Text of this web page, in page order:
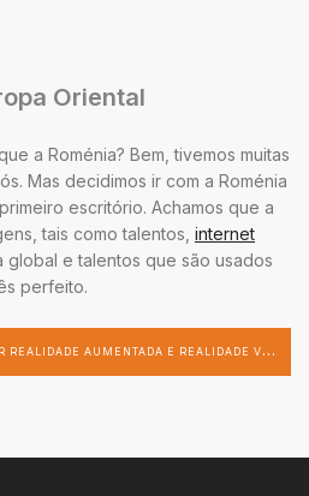
Oriental
a Roménia? Bem, tivemos muitas
Mas decidimos ir com a Roménia
escritório. Achamos que a
tais como talentos, internet
global e talentos que são usados
perfeito.
C
ONTRATAR UM DEDICADO AR/VR REALIDADE AUMENTADA E REALIDADE VIRTUAL DESENVOLVEDOR